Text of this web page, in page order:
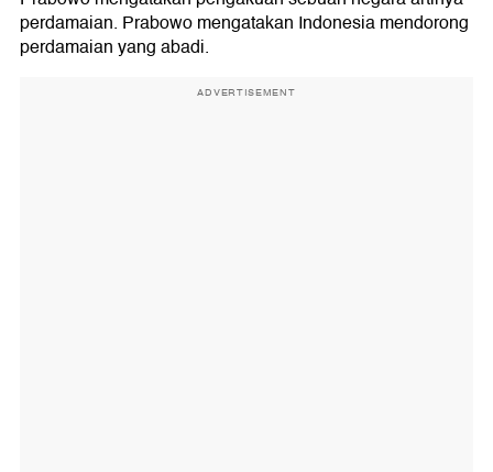
perdamaian. Prabowo mengatakan Indonesia mendorong
perdamaian yang abadi.
ADVERTISEMENT